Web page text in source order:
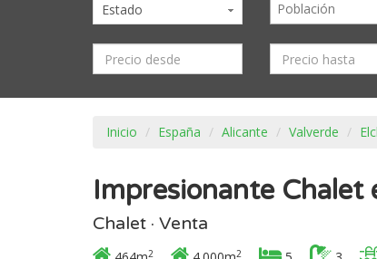
Estado
Inicio España Alicante Valverde
Impresionante Chalet
Chalet · Venta
2 2